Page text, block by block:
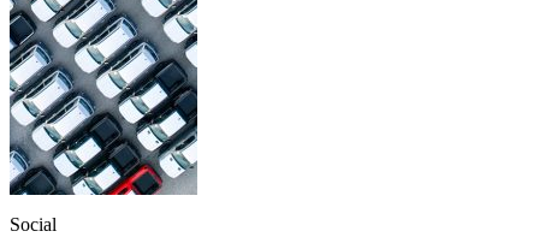
Social